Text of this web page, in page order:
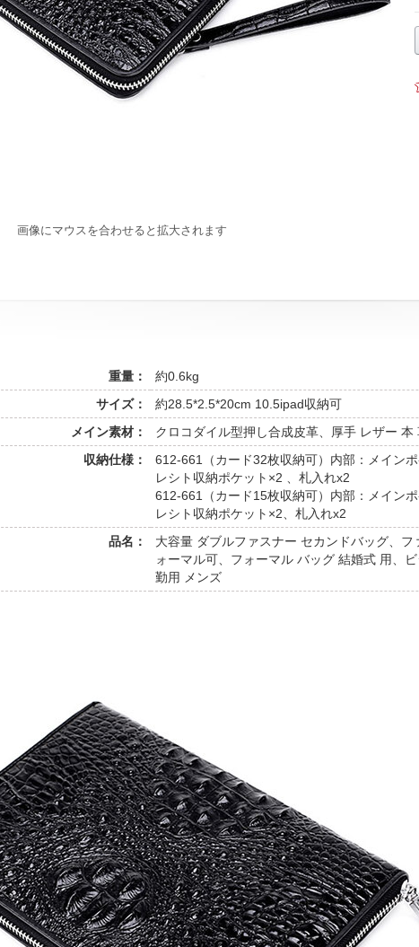
画像にマウスを合わせると拡大されます
重量：
約0.6kg
サイズ：
約28.5*2.5*20cm 10.5ipad収納可
メイン素材：
クロコダイル型押し合成皮革、厚手 レザー 本
収納仕様：
612-661（カード32枚収納可）内部：メイン
レシト収納ポケット×2 、札入れx2
612-661（カード15枚収納可）内部：メイン
レシト収納ポケット×2、札入れx2
品名：
大容量 ダブルファスナー セカンドバッグ、
ォーマル可、フォーマル バッグ 結婚式 用、
勤用 メンズ